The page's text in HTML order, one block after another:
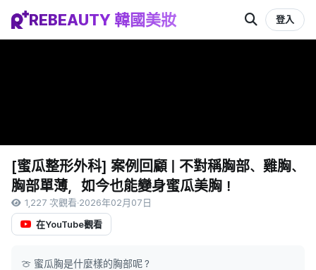
REBEAUTY 韓國美妝 登入
[蜜瓜整形外科] 案例回顧 | 不對稱胸部、雞胸、
胸部單薄，如今也能變身蜜瓜美胸！
1,227 次觀看·2026年02月07日
在YouTube觀看
🍈 蜜瓜胸是什麼樣的胸部呢？